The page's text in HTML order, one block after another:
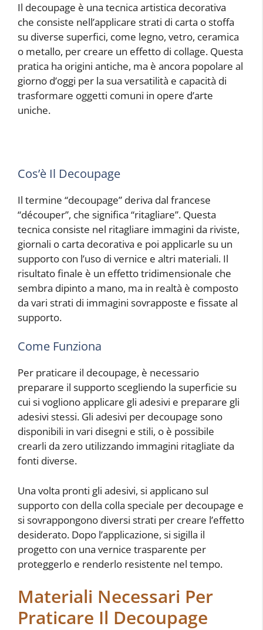
Il decoupage è una tecnica artistica decorativa
che consiste nell’applicare strati di carta o stoffa
su diverse superfici, come legno, vetro, ceramica
o metallo, per creare un effetto di collage. Questa
pratica ha origini antiche, ma è ancora popolare al
giorno d’oggi per la sua versatilità e capacità di
trasformare oggetti comuni in opere d’arte
uniche.
Cos’è Il Decoupage
Il termine “decoupage” deriva dal francese
“découper”, che significa “ritagliare”. Questa
tecnica consiste nel ritagliare immagini da riviste,
giornali o carta decorativa e poi applicarle su un
supporto con l’uso di vernice e altri materiali. Il
risultato finale è un effetto tridimensionale che
sembra dipinto a mano, ma in realtà è composto
da vari strati di immagini sovrapposte e fissate al
supporto.
Come Funziona
Per praticare il decoupage, è necessario
preparare il supporto scegliendo la superficie su
cui si vogliono applicare gli adesivi e preparare gli
adesivi stessi. Gli adesivi per decoupage sono
disponibili in vari disegni e stili, o è possibile
crearli da zero utilizzando immagini ritagliate da
fonti diverse.
Una volta pronti gli adesivi, si applicano sul
supporto con della colla speciale per decoupage e
si sovrappongono diversi strati per creare l’effetto
desiderato. Dopo l’applicazione, si sigilla il
progetto con una vernice trasparente per
proteggerlo e renderlo resistente nel tempo.
Materiali Necessari Per
Praticare Il Decoupage